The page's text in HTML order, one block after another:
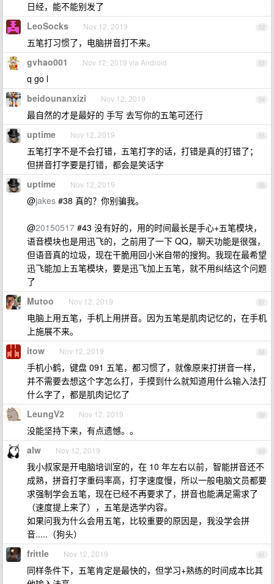
日经，能不能别发了
52
LeoSocks Nov 12, 2019
五笔打习惯了，电脑拼音打不来。
53
gvhao001 Nov 12, 2019 via Android
q go l
54
beidounanxizi Nov 12, 2019
最自然的才是最好的 手写 去写你的五笔可还行
55
uptime Nov 12, 2019
五笔打字不是不会打错，五笔打字的话，打错是真的打错了；
但拼音打字要是打错，都会是笑话字
56
uptime Nov 12, 2019
@jakes #38 真的？你别骗我。
@20150517 #43 没有好的，用的时间最长是手心+五笔模块，
语音模块也是用迅飞的，之前用了一下 QQ，聊天功能是很强，
但语音真的垃圾，现在干脆用回小米自带的搜狗。我现在最希望
迅飞能加上五笔模块，要是迅飞加上五笔，就不用纠结这个问题
了
57
Mutoo Nov 12, 2019
电脑上用五笔，手机上用拼音。因为五笔是肌肉记忆的，在手机
上施展不来。
58
itow Nov 12, 2019
手机小鹤，键盘 091 五笔，都习惯了，就像原来打拼音一样，
并不需要去想这个字怎么打，手摸到什么就知道用什么输入法打
什么字了，都是肌肉记忆了
59
LeungV2 Nov 12, 2019
没能坚持下来，有点遗憾。。
60
alw Nov 12, 2019
我小叔家是开电脑培训室的，在 10 年左右以前，智能拼音还不
成熟，拼音打字重码率高，打字速度慢，所以一般电脑文员都要
求强制学会五笔，现在已经不再要求了，拼音也能满足需求了
（速度提上来了），五笔是选学内容。
如果问我为什么会用五笔，比较重要的原因是，我没学会拼
音.....（狗头）
61
frittle Nov 12, 2019
同样条件下，五笔肯定是最快的，但学习+熟练的时间成本比其